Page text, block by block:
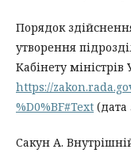
Порядок
утворення
Кабінету міністрів
https://
%D0%BF#Text (дата
Сакун А.